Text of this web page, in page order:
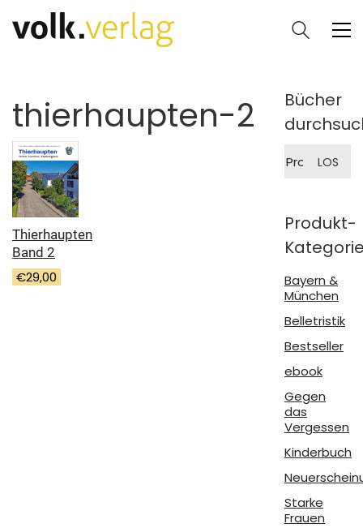
thierhaupten-2
Thierhaupten
Band 2
€29,00
Bücher
nach:
LOS
Produkt-
Bayern &
München
Belletristik
Bestseller
ebook
Gegen
das
Vergessen
Kinderbuch
Starke
Frauen